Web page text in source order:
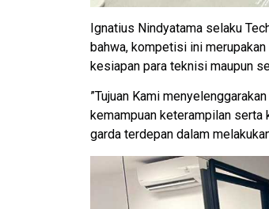
Ignatius Nindyatama selaku
bahwa, kompetisi ini
kesiapan para teknisi maupun
”Tujuan Kami
kemampuan keterampilan
garda terdepan dalam